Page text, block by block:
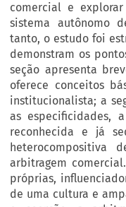
comercial e
sistema autônomo
tanto, o estudo foi
demonstram os
seção apresenta
oferece conceitos
institucionalista; a
as especificidades,
reconhecida e já
arbitragem
próprias,
de uma cultura e